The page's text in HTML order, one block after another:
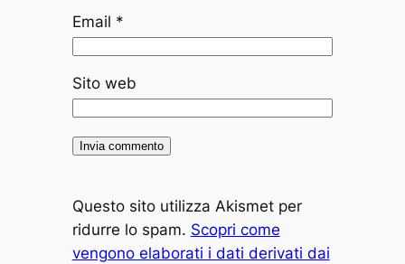
Email *
Sito web
Questo sito utilizza Akismet per
ridurre lo spam. Scopri come
vengono elaborati i dati derivati dai